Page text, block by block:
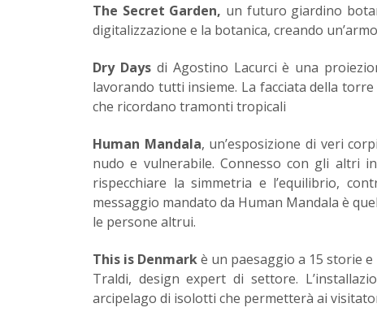
The Secret Garden, un futuro giardino
digitalizzazione e la botanica, creando
Dry Daysdi Agostino Lacurci è una
lavorando tutti insieme. La facciata della
che ricordano tramonti tropicali
Human Mandala, un’esposizione di veri
nudo e vulnerabile. Connesso con gli altri
rispecchiare la simmetria e l’equilibrio,
messaggio mandato da Human Mandala è
le persone altrui.
This is Denmarkè un paesaggio a 15 storie
Traldi, design expert di settore.
arcipelago di isolotti che permetterà ai